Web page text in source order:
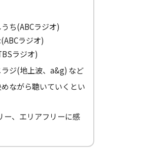
ち(ABCラジオ)
ラジオ)
ラジオ)
ジ(地上波、a&g) など
ながら聴いていくとい
、エリアフリーに感